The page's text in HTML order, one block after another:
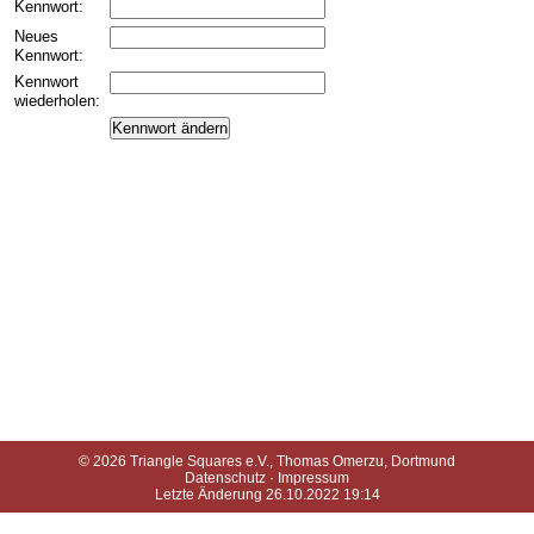
Kennwort:
Neues
Kennwort:
Kennwort
wiederholen:
© 2026 Triangle Squares e.V., Thomas Omerzu, Dortmund
Datenschutz · Impressum
Letzte Änderung 26.10.2022 19:14